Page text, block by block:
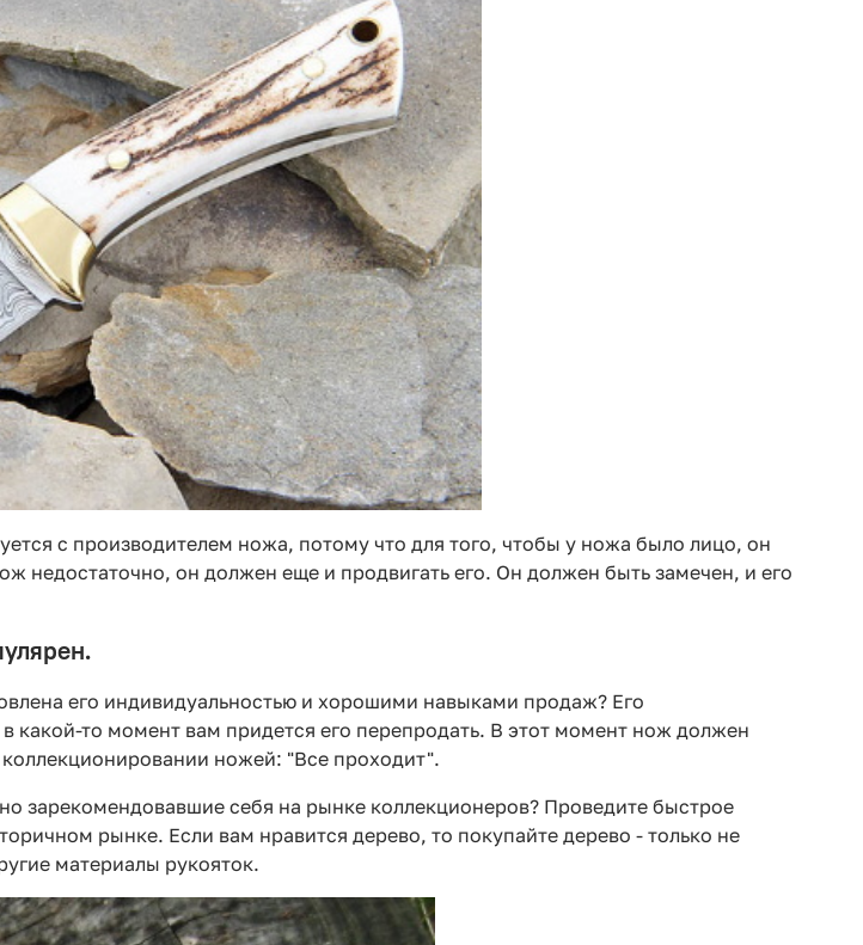
с производителем ножа, потому что для того, чтобы у ножа было лицо, он
недостаточно, он должен еще и продвигать его. Он должен быть замечен, и его
его индивидуальностью и хорошими навыками продаж? Его
какой-то момент вам придется его перепродать. В этот момент нож должен
ножей: "Все проходит".
зарекомендовавшие себя на рынке коллекционеров? Проведите быстрое
рынке. Если вам нравится дерево, то покупайте дерево - только не
материалы рукояток.